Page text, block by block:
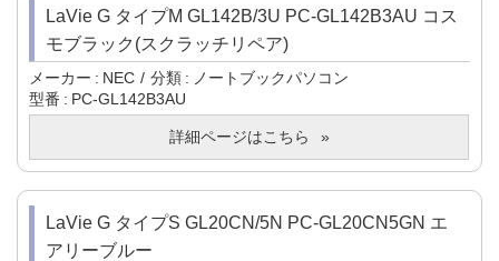
LaVie G タイプM GL142B/3U PC-GL142B3AU コス
モブラック(スクラッチリペア)
メーカー NEC 分類
ノートブックパソコン
型番
PC-GL142B3AU
詳細ページはこちら
LaVie G タイプS GL20CN/5N PC-GL20CN5GN エ
アリーブルー